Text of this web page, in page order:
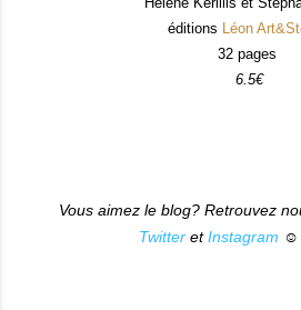
éditions Léon
32 pages
6.5€
Vous aimez le blog? Retrouvez
Twitter etInstagram ☺